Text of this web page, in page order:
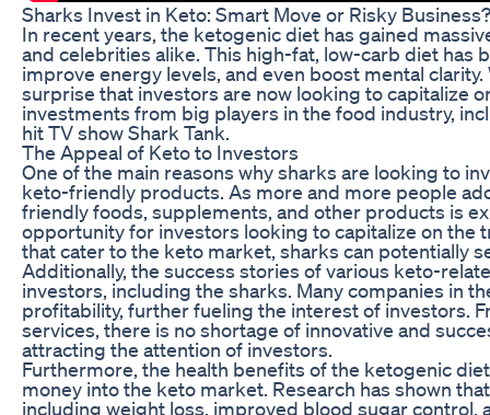
Sharks Invest in Keto: Smart Move or Risky Business?
In recent years, the ketogenic diet has gained
and celebrities alike. This high-fat, low-carb diet has
improve energy levels, and even boost mental
surprise that investors are now looking to capitalize
investments from big players in the food industry,
hit TV show Shark Tank.
The Appeal of Keto to Investors
One of the main reasons why sharks are looking to
keto-friendly products. As more and more people
friendly foods, supplements, and other products is
opportunity for investors looking to capitalize on the
that cater to the keto market, sharks can potentially
Additionally, the success stories of various keto-
investors, including the sharks. Many companies in
profitability, further fueling the interest of investors.
services, there is no shortage of innovative and
attracting the attention of investors.
Furthermore, the health benefits of the ketogenic
money into the keto market. Research has shown
including weight loss, improved blood sugar control,